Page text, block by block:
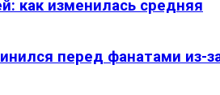
как изменилась средняя
перед фанатами из-